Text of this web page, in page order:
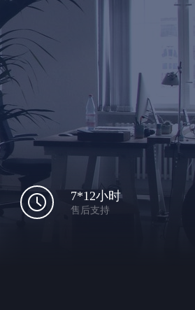
7*12小时
售后支持